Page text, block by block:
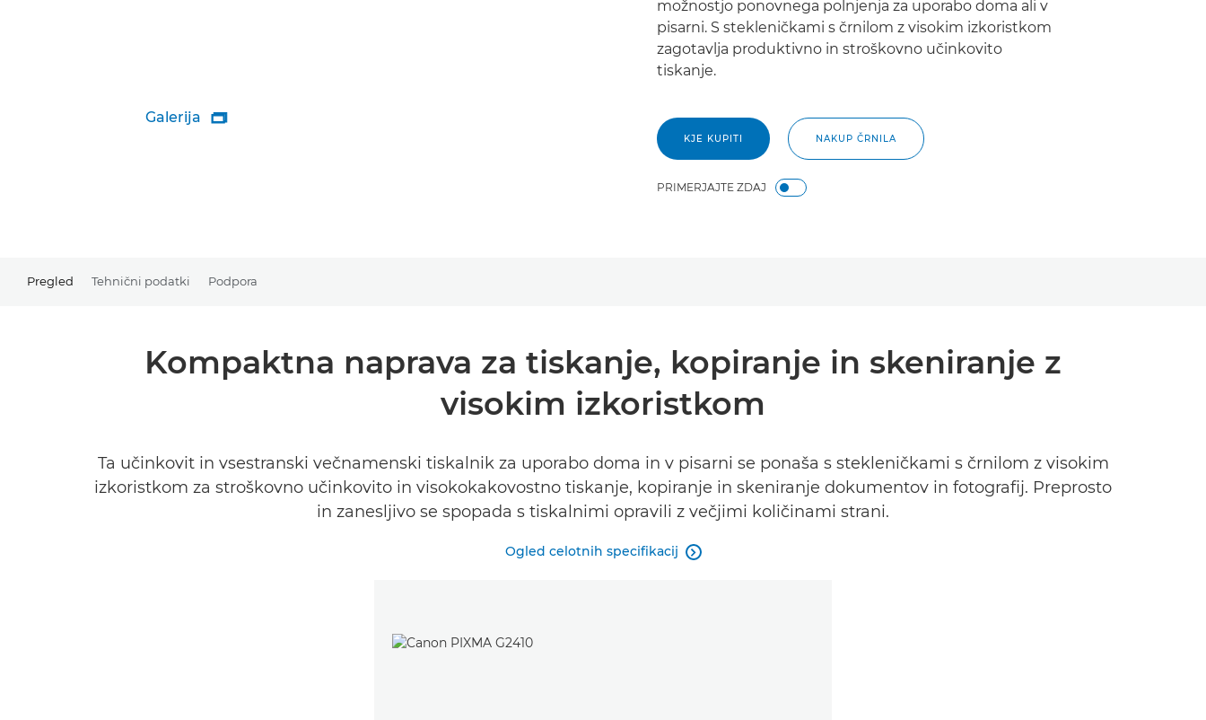
Galerija 
možnostjo ponovnega polnjenja za uporabo doma ali v
pisarni. S stekleničkami s črnilom z visokim izkoristkom
zagotavlja produktivno in stroškovno učinkovito
tiskanje.
KJE KUPITI NAKUP ČRNILA
PRIMERJAJTE ZDAJ
Pregled Tehnični podatki Podpora
Kompaktna naprava za tiskanje, kopiranje in skeniranje z
visokim izkoristkom
Ta učinkovit in vsestranski večnamenski tiskalnik za uporabo doma in v pisarni se ponaša s stekleničkami s črnilom z visokim
izkoristkom za stroškovno učinkovito in visokokakovostno tiskanje, kopiranje in skeniranje dokumentov in fotografij. Preprosto
in zanesljivo se spopada s tiskalnimi opravili z večjimi količinami strani.
Ogled celotnih specifikacij 